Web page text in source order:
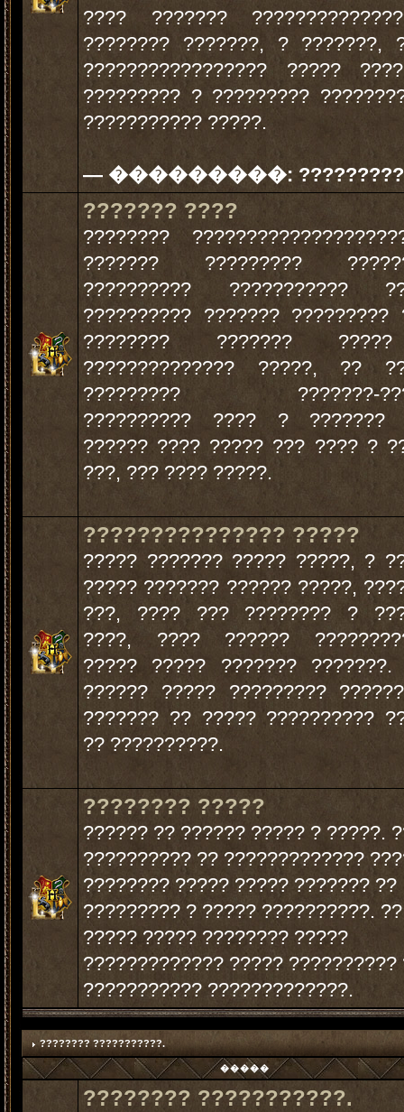
???? ???????
???????? ???????, ? ???????,
????????????????? ?????
????????? ? ?????????
??????????? ?????.
— ���������:
??????? ????
????????
??????? ?????????
?????????? ???????????
?????????? ??????? ?????????
???????? ???????
?????????????? ?????, ??
????????? ???????-
?????????? ???? ? ???????
?????? ???? ????? ??? ???? ?
???, ??? ???? ?????.
??????????????? ?????
????? ??????? ????? ?????, ?
????? ??????? ?????? ?????,
???, ???? ??? ???????? ?
????, ???? ??????
????? ????? ??????? ???????.
?????? ????? ?????????
??????? ?? ????? ??????????
?? ??????????.
???????? ?????
?????? ?? ?????? ????? ? ?????.
?????????? ?? ?????????????
???????? ????? ????? ??????? ??
????????? ? ????? ??????????. ??
????? ????? ???????? ?????
????????????? ????? ??????????
??????????? ?????????????.
???????? ???????????.
�����
???????? ???????????.